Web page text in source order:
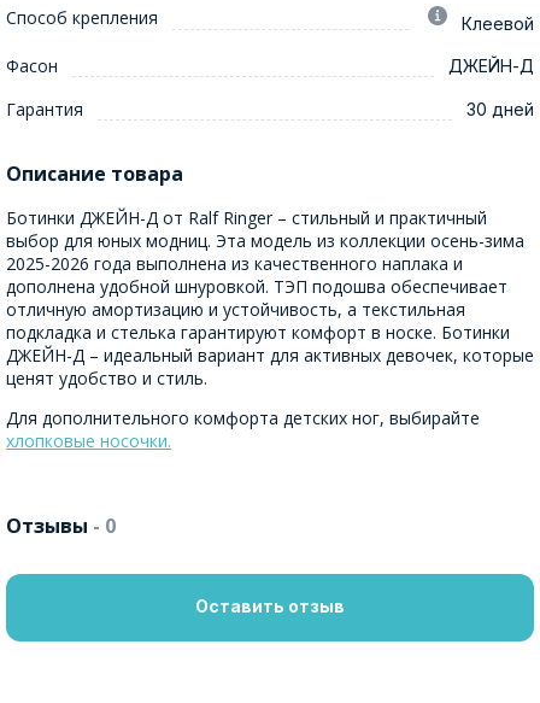
Способ крепления Клеевой
Фасон ДЖЕЙН-Д
Гарантия 30 дней
Описание товара
Ботинки ДЖЕЙН-Д от Ralf Ringer – стильный и практичный
выбор для юных модниц. Эта модель из коллекции осень-зима
2025-2026 года выполнена из качественного наплака и
дополнена удобной шнуровкой. ТЭП подошва обеспечивает
отличную амортизацию и устойчивость, а текстильная
подкладка и стелька гарантируют комфорт в носке. Ботинки
ДЖЕЙН-Д – идеальный вариант для активных девочек, которые
ценят удобство и стиль.
Для дополнительного комфорта детских ног, выбирайте
хлопковые носочки.
Отзывы - 0
Оставить отзыв